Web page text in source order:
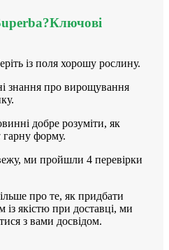
із поля хорошу рослину.
знання про вирощування
добре розуміти, як
гарну форму.
ми пройшли 4 перевірки
про те, як придбати
із якістю при доставці, ми
з вами досвідом.